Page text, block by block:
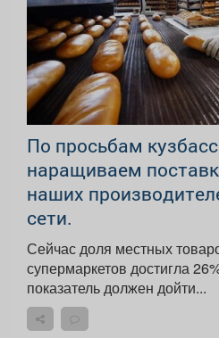
По просьбам
наращиваем
наших
сети.
Сейчас доля местных
супермаркетов достигла
показатель должен дойти...